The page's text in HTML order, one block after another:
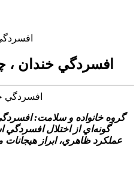
افسردگي خندان ،
گروه خانواده و سلامت:
گونه‌اي از اختلال
عملکرد ظاهري، ابراز